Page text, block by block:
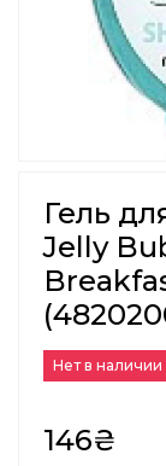
Гель
Jelly
Нет в наличии
146₴